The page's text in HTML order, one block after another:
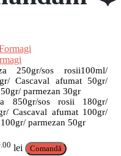
250gr/sos rosii100ml/
Cascaval afumat 50gr/
parmezan 30gr
850gr/sos rosii 180gr/
Cascaval afumat 100gr/
parmezan 50gr
.00 lei Comandă